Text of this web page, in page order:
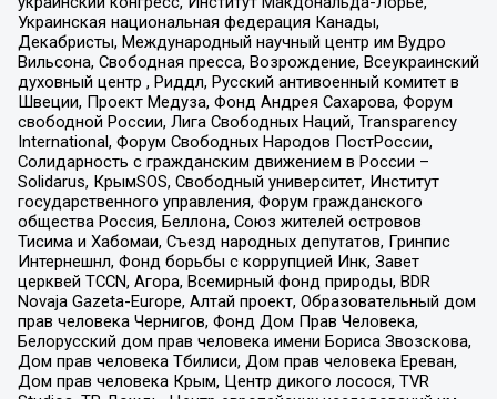
Украинская национальная федерация Канады,
Декабристы, Международный научный центр им Вудро
Вильсона, Свободная пресса, Возрождение, Всеукраинский
духовный центр , Риддл, Русский антивоенный комитет в
Швеции, Проект Медуза, Фонд Андрея Сахарова, Форум
свободной России, Лига Свободных Наций, Transparеncy
International, Форум Свободных Народов ПостРоссии,
Солидарность с гражданским движением в России –
Solidarus, КрымSOS, Свободный университет, Институт
государственного управления, Форум гражданского
общества Россия, Беллона, Союз жителей островов
Тисима и Хабомаи, Съезд народных депутатов, Гринпис
Интернешнл, Фонд борьбы с коррупцией Инк, Завет
церквей TCCN, Агора, Всемирный фонд природы, BDR
Novaja Gazeta-Europe, Алтай проект, Образовательный дом
прав человека Чернигов, Фонд Дом Прав Человека,
Белорусский дом прав человека имени Бориса Звозскова,
Дом прав человека Тбилиси, Дом прав человека Ереван,
Дом прав человека Крым, Центр дикого лосося, TVR